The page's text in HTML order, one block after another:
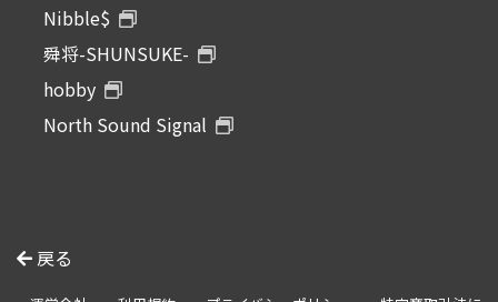
Nibble$
舜将-SHUNSUKE-
hobby
North Sound Signal
戻る